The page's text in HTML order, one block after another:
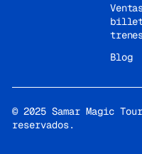
Blog
© 2025 Samar Magic
reservados.